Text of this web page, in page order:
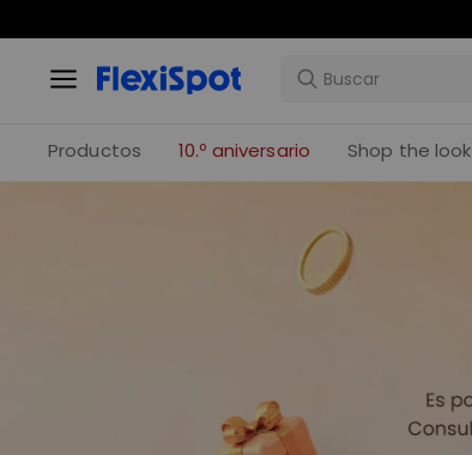
Productos 10.º aniversario Shop the look